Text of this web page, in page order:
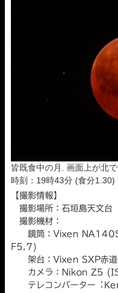
皆既食中の月. 画面上が北
時刻：19時43分 (食分1.30)
【撮影情報】
撮影場所：石垣島天文台
撮影機材：
鏡筒：Vixen
F5.7)
架台：Vixen SXP赤道
カメラ：Nikon Z5
テレコンバーター